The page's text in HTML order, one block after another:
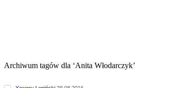
Archiwum tagów dla ‘Anita Włodarczyk’